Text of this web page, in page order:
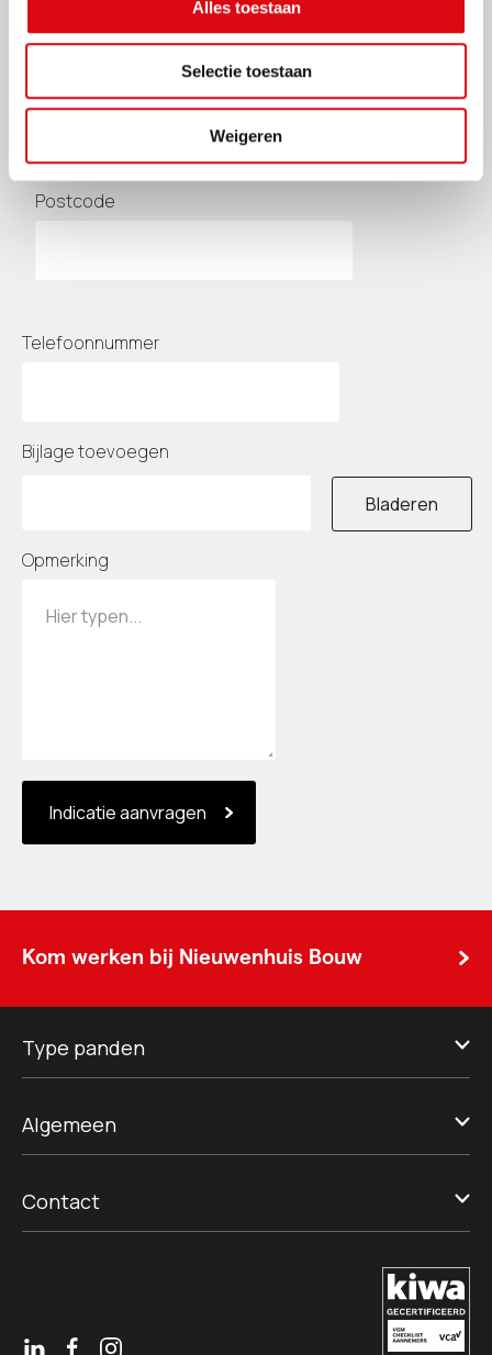
Alles toestaan
Selectie toestaan
Weigeren
Woonplaats
Postcode
Telefoonnummer
Bijlage toevoegen
Bladeren
Opmerking
Indicatie aanvragen
Kom werken bij Nieuwenhuis Bouw
Type panden
Algemeen
Contact